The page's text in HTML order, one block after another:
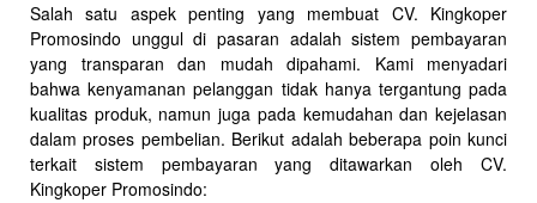
Salah satu aspek penting yang membuat CV. Kingkoper
Promosindo unggul di pasaran adalah sistem pembayaran
yang transparan dan mudah dipahami. Kami menyadari
bahwa kenyamanan pelanggan tidak hanya tergantung pada
kualitas produk, namun juga pada kemudahan dan kejelasan
dalam proses pembelian. Berikut adalah beberapa poin kunci
terkait sistem pembayaran yang ditawarkan oleh CV.
Kingkoper Promosindo: